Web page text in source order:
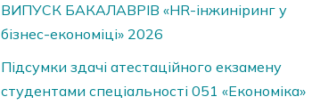
ВИПУСК БАКАЛАВРІВ «HR-інжиніринг у
бізнес-економіці» 2026
Підсумки здачі атестаційного екзамену
студентами спеціальності 051 «Економіка»